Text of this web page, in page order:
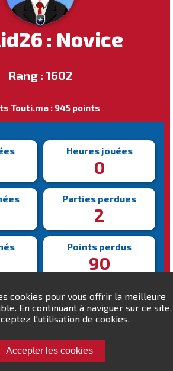
cookies pour vous offrir la meilleure
En continuant à naviguer sur ce site,
l'utilisation de cookies.
Accepter les cookies
: Novice
Rang : 1602
Touti.ma : 945 points
Heures jouées
0
Parties perdues
2
Points perdus
90
rapide Victoire la plus lente
534s
khalid26 !